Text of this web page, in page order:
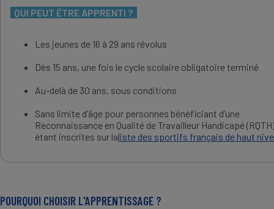
QUI PEUT ÊTRE APPRENTI ?
Les jeunes de 16 à 29 ans révolus
Dès 15 ans, une fois le cycle scolaire obligatoire terminé
Au-delà de 30 ans, sous conditions
Sans limite d’âge pour personnes bénéficiant d’une
Reconnaissance en Qualité de Travailleur Handicapé
étant inscrites sur laliste des sportifs français de haut
POURQUOI CHOISIR L'APPRENTISSAGE ?